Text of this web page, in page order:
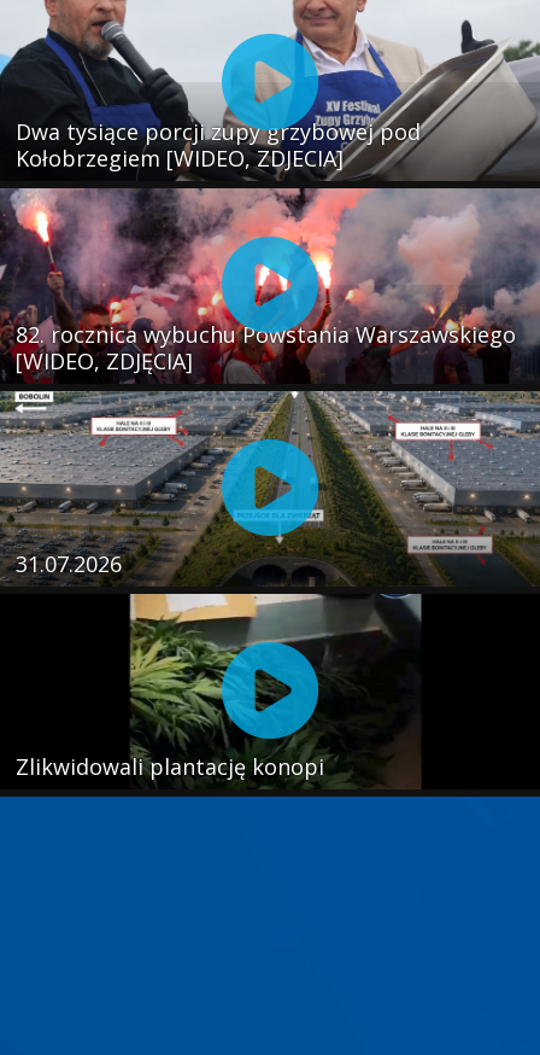
Dwa tysiące porcji zupy grzybowej pod
Kołobrzegiem [WIDEO, ZDJECIA]
82. rocznica wybuchu Powstania Warszawskiego
[WIDEO, ZDJĘCIA]
31.07.2026
Zlikwidowali plantację konopi